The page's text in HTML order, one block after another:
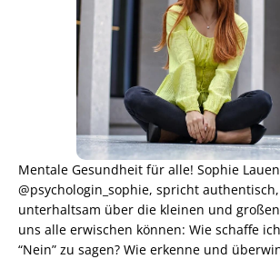
Mentale Gesundheit für alle! Sophie
@psychologin_sophie, spricht
unterhaltsam über die kleinen und
uns alle erwischen können: Wie schaffe
“Nein” zu sagen? Wie erkenne und